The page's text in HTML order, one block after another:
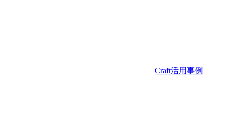
Craft活用事例